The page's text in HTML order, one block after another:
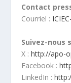
Contact
Courriel :
Suivez-nous
X :http://apo-
Facebook :
LinkedIn :